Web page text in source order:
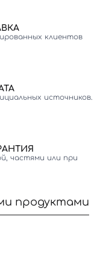
клиентов
источников.
частями или при
продуктами